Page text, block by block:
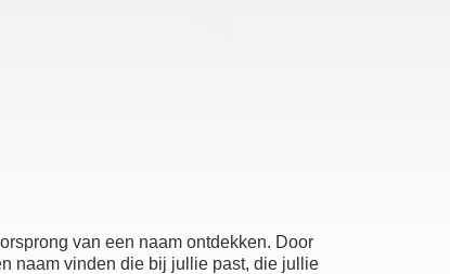
van een naam ontdekken. Door
naam vinden die bij jullie past, die jullie